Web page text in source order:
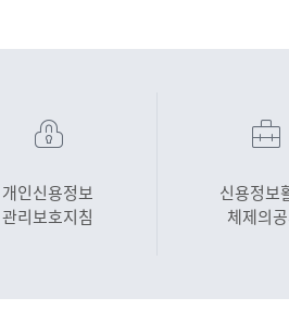
개인신용정보
관리보호지침
신용정보
체제의